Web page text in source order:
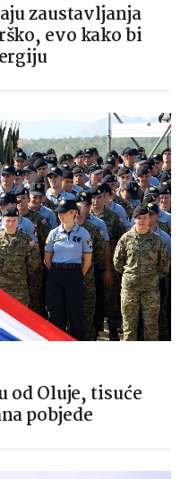
zaustavljanja
evo kako bi
od Oluje, tisuće
pobjede